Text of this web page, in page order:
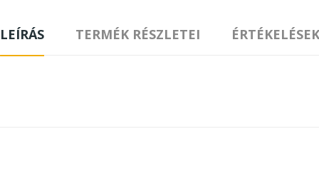
LEÍRÁS TERMÉK RÉSZLETEI ÉRTÉKELÉSEK